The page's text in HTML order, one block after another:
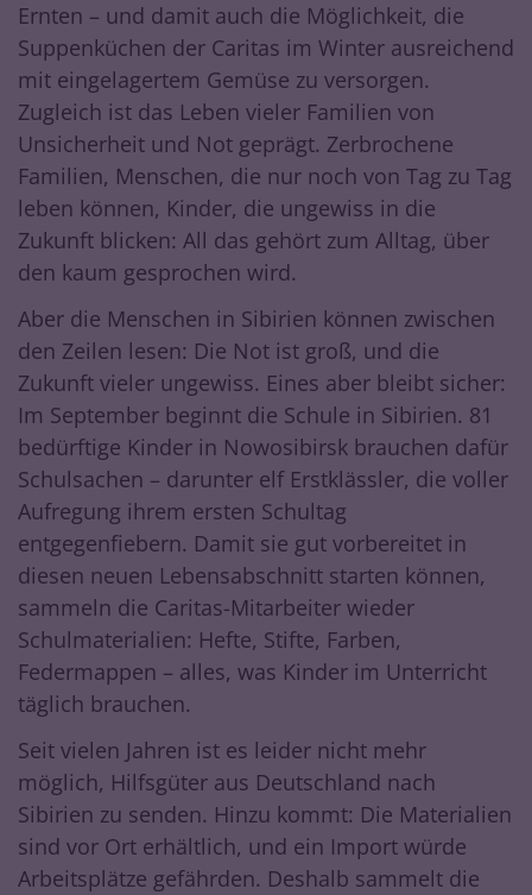
Ernten – und damit auch die Möglichkeit, die
Suppenküchen der Caritas im Winter ausreichend
mit eingelagertem Gemüse zu versorgen.
Zugleich ist das Leben vieler Familien von
Unsicherheit und Not geprägt. Zerbrochene
Familien, Menschen, die nur noch von Tag zu Tag
leben können, Kinder, die ungewiss in die
Zukunft blicken: All das gehört zum Alltag, über
den kaum gesprochen wird.
Aber die Menschen in Sibirien können zwischen
den Zeilen lesen: Die Not ist groß, und die
Zukunft vieler ungewiss. Eines aber bleibt sicher:
Im September beginnt die Schule in Sibirien. 81
bedürftige Kinder in Nowosibirsk brauchen dafür
Schulsachen – darunter elf Erstklässler, die voller
Aufregung ihrem ersten Schultag
entgegenfiebern. Damit sie gut vorbereitet in
diesen neuen Lebensabschnitt starten können,
sammeln die Caritas-Mitarbeiter wieder
Schulmaterialien: Hefte, Stifte, Farben,
Federmappen – alles, was Kinder im Unterricht
täglich brauchen.
Seit vielen Jahren ist es leider nicht mehr
möglich, Hilfsgüter aus Deutschland nach
Sibirien zu senden. Hinzu kommt: Die Materialien
sind vor Ort erhältlich, und ein Import würde
Arbeitsplätze gefährden. Deshalb sammelt die